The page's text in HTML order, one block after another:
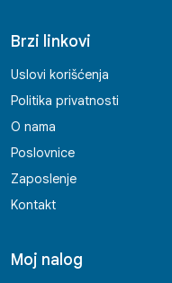
Brzi linkovi
Uslovi korišćenja
Politika privatnosti
O nama
Poslovnice
Zaposlenje
Kontakt
Moj nalog